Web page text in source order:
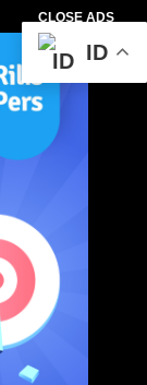
CLOSE ADS
ID